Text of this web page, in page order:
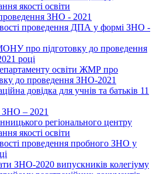
якості освіти
ЗНО - 2021
проведення ДПА у формі ЗНО -
про підготовку до проведення
році
освіти ЖМР про
до проведення ЗНО-2021
довідка для учнів та батьків 11
– 2021
регіонального центру
якості освіти
проведення пробного ЗНО у
ЗНО-2020 випускників колегіуму